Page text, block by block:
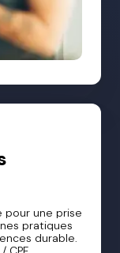
pour une prise
pratiques
durable.